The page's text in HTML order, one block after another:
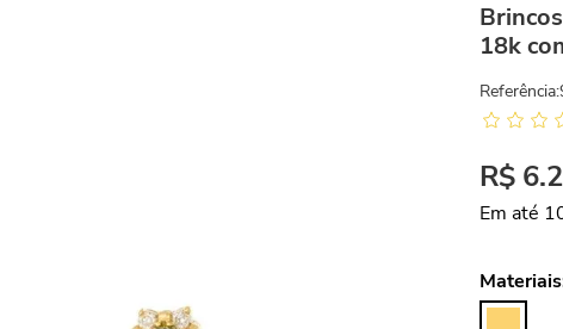
18k
Referência:
R$ 6.
Em até